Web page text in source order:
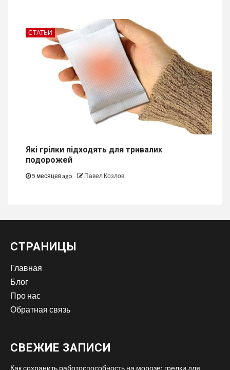
СТАТЬИ
Які грілки підходять для тривалих
подорожей
5 месяцев ago Павел Козлов
СТРАНИЦЫ
Главная
Блог
Про нас
Обратная связь
СВЕЖИЕ ЗАПИСИ
Как сохранить работоспособность на морозе: грелки для